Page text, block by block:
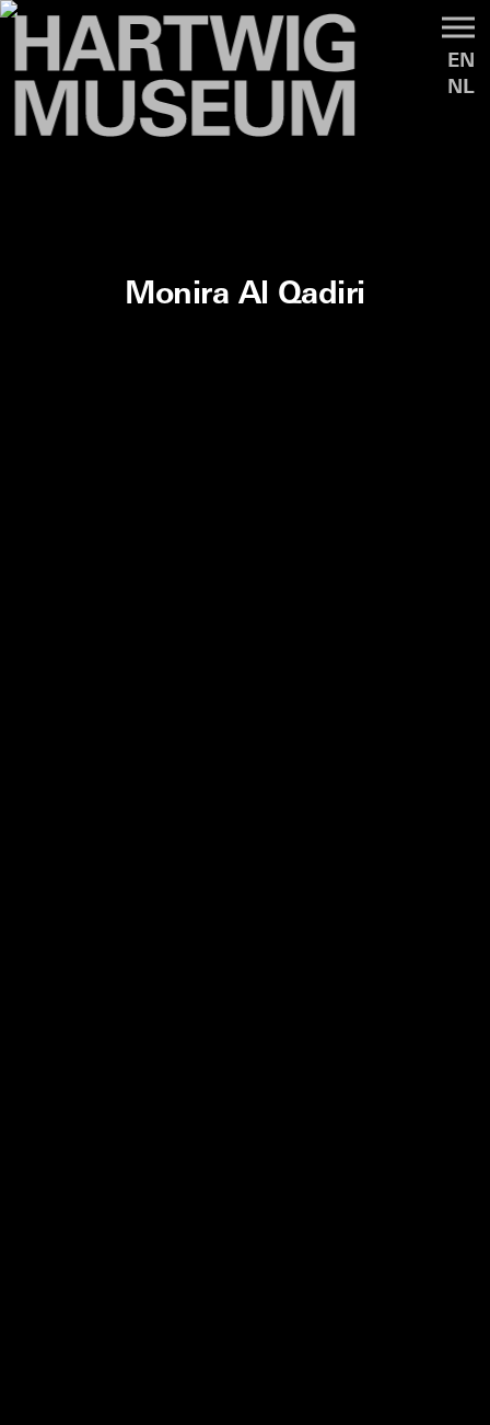
Monira Al Qadiri
EN
NL